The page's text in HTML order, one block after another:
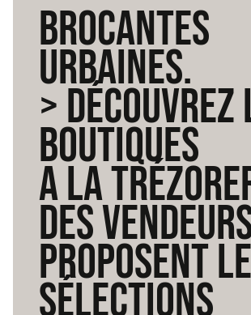
BROCANTES
URBAINES.
> DÉCOUVREZ
BOUTIQUES
A LA
DES
PROPOSENT
SÉLECTIONS